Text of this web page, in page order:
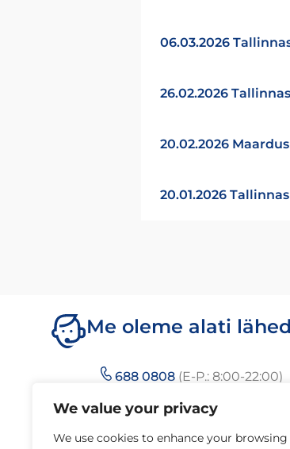
We value your privacy
We use cookies to enhance your browsing
06.03.2026
26.02.2026
20.02.2026
20.01.2026
Me oleme alati
688 0808 (E-P.: 8:00-22:00)